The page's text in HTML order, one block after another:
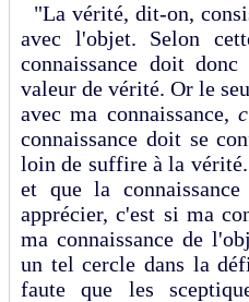
"La vérité, dit-on,
avec l'objet. Selon
connaissance doit
valeur de vérité. Or le
avec ma connaissance,
connaissance doit se
loin de suffire à la
et que la
apprécier, c'est si ma
ma connaissance de
un tel cercle dans la
faute que les